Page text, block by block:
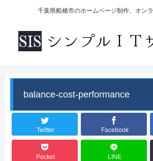
千葉県船橋市のホームページ制作、オン
balance-cost-performance
Twitter Facebook
Pocket LINE